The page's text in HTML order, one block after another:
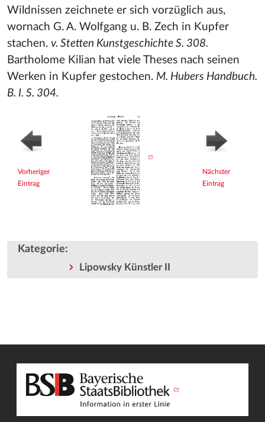
Wildnissen zeichnete er sich vorzüglich aus,
wornach G. A. Wolfgang u. B. Zech in Kupfer
stachen. v. Stetten Kunstgeschichte S. 308.
Bartholome Kilian hat viele Theses nach seinen
Werken in Kupfer gestochen. M. Hubers Handbuch.
B. I. S. 304.
Vorheriger
Eintrag
Nächster
Eintrag
Kategorie:
Lipowsky Künstler II